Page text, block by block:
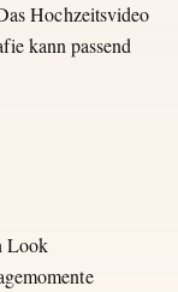
Hochzeitsvideo
kann passend
Look